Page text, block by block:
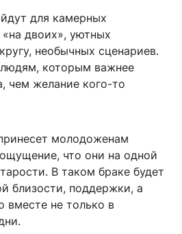
для камерных
двоих», уютных
необычных сценариев.
которым важнее
чем желание кого-то
молодоженам
что они на одной
В таком браке будет
близости, поддержки, а
вместе не только в